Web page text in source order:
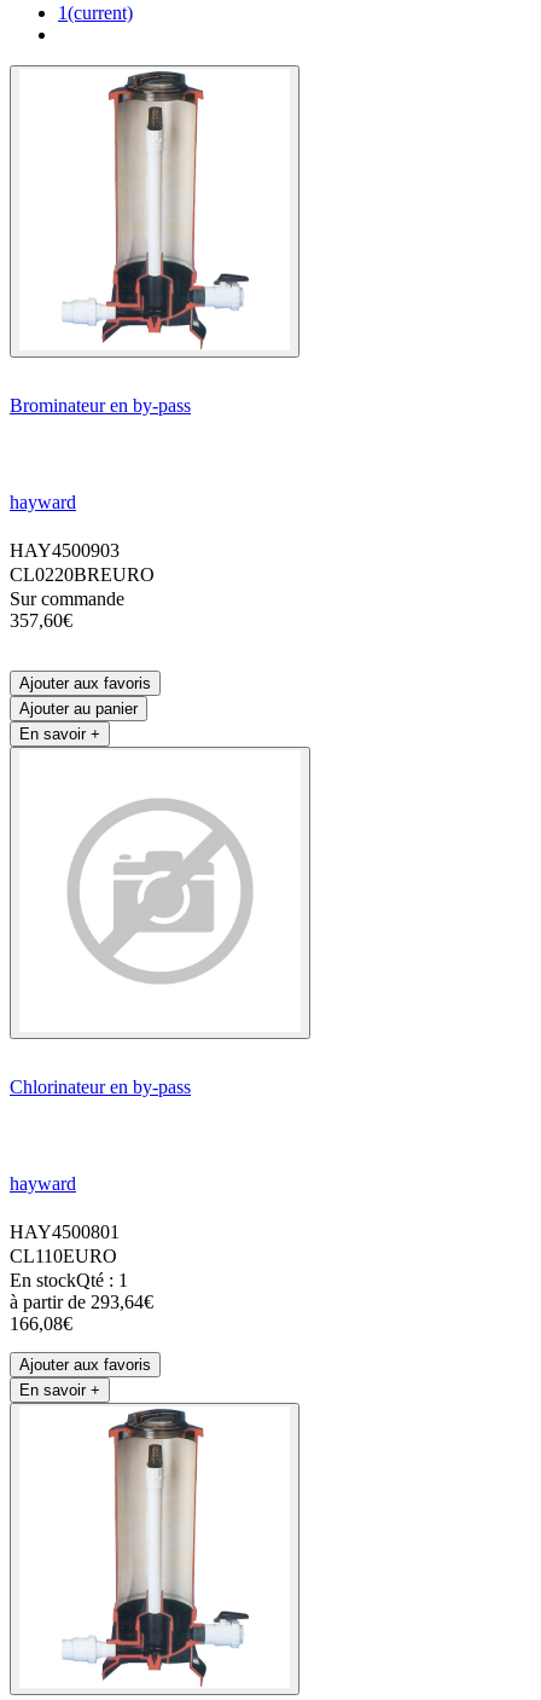
1(current)
Brominateur en by-pass
hayward
HAY4500903
CL0220BREURO
Sur commande
357,60€
Ajouter aux favoris
Ajouter au panier
En savoir +
Chlorinateur en by-pass
hayward
HAY4500801
CL110EURO
En stockQté : 1
à partir de 293,64€
166,08€
Ajouter aux favoris
En savoir +